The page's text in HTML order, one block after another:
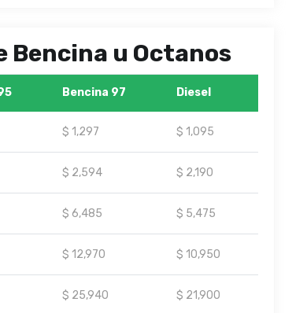
Bencina u Octanos
Bencina 97 Diesel
$ 1,297 $ 1,095
$ 2,594 $ 2,190
$ 6,485 $ 5,475
$ 12,970 $ 10,950
$ 25,940 $ 21,900